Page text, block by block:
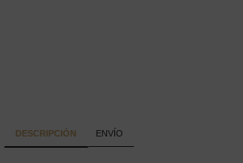
DESCRIPCIÓN ENVÍO